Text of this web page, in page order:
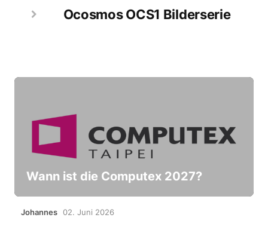
Ocosmos OCS1 Bilderserie
Wann ist die Computex 2027?
Johannes 02. Juni 2026